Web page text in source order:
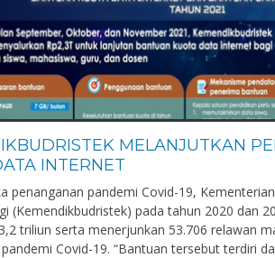
MELANJUTKAN
INTERNET
penanganan pandemi Covid-19,
(Kemendikbudristek) pada tahun 2020 dan
triliun serta menerjunkan 53.706 relawan
Covid-19. “Bantuan tersebut terdiri